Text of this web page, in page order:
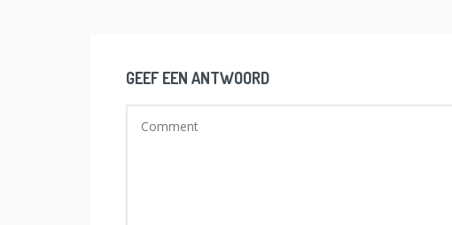
GEEF EEN ANTWOORD